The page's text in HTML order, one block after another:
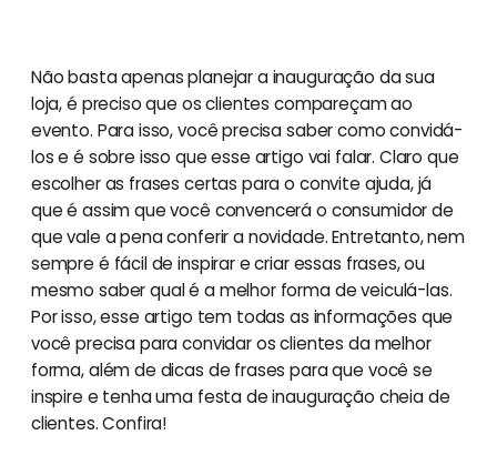
Não basta apenas planejar a inauguração da sua
loja, é preciso que os clientes compareçam ao
evento. Para isso, você precisa saber como convidá-
los e é sobre isso que esse artigo vai falar. Claro que
escolher as frases certas para o convite ajuda, já
que é assim que você convencerá o consumidor de
que vale a pena conferir a novidade. Entretanto, nem
sempre é fácil de inspirar e criar essas frases, ou
mesmo saber qual é a melhor forma de veiculá-las.
Por isso, esse artigo tem todas as informações que
você precisa para convidar os clientes da melhor
forma, além de dicas de frases para que você se
inspire e tenha uma festa de inauguração cheia de
clientes. Confira!